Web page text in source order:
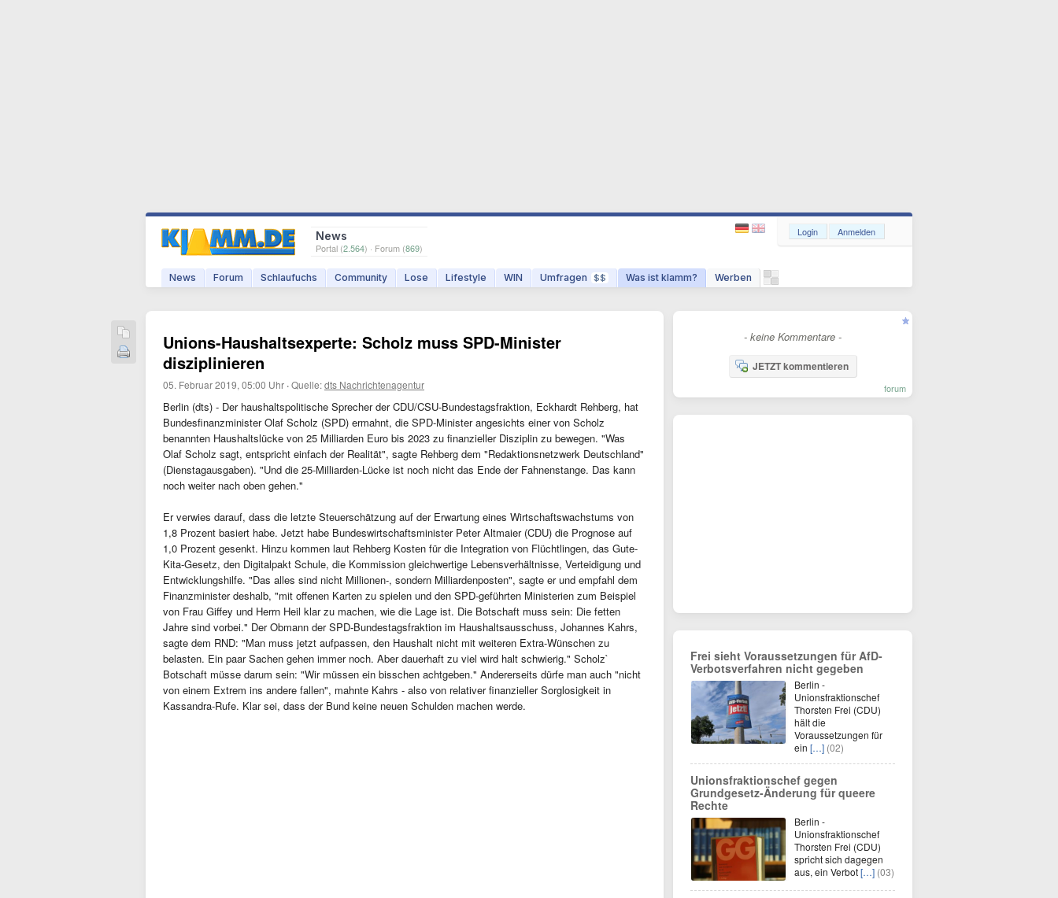
News
Portal (2.564) · Forum (869)
News Forum Schlaufuchs Community Lose Lifestyle WIN Umfragen $$ Was ist klamm? Werben
Login Anmelden
Unions-Haushaltsexperte: Scholz muss SPD-Minister
disziplinieren
05. Februar 2019, 05:00 Uhr ·Quelle:dts Nachrichtenagentur
Berlin (dts) - Der haushaltspolitische Sprecher der CDU/CSU-Bundestagsfraktion, Eckhardt Rehberg, hat
Bundesfinanzminister Olaf Scholz (SPD) ermahnt, die SPD-Minister angesichts einer von Scholz
benannten Haushaltslücke von 25 Milliarden Euro bis 2023 zu finanzieller Disziplin zu bewegen. "Was
Olaf Scholz sagt, entspricht einfach der Realität", sagte Rehberg dem "Redaktionsnetzwerk Deutschland"
(Dienstagausgaben). "Und die 25-Milliarden-Lücke ist noch nicht das Ende der Fahnenstange. Das kann
noch weiter nach oben gehen."
Er verwies darauf, dass die letzte Steuerschätzung auf der Erwartung eines Wirtschaftswachstums von
1,8 Prozent basiert habe. Jetzt habe Bundeswirtschaftsminister Peter Altmaier (CDU) die Prognose auf
1,0 Prozent gesenkt. Hinzu kommen laut Rehberg Kosten für die Integration von Flüchtlingen, das Gute-
Kita-Gesetz, den Digitalpakt Schule, die Kommission gleichwertige Lebensverhältnisse, Verteidigung und
Entwicklungshilfe. "Das alles sind nicht Millionen-, sondern Milliardenposten", sagte er und empfahl dem
Finanzminister deshalb, "mit offenen Karten zu spielen und den SPD-geführten Ministerien zum Beispiel
von Frau Giffey und Herrn Heil klar zu machen, wie die Lage ist. Die Botschaft muss sein: Die fetten
Jahre sind vorbei." Der Obmann der SPD-Bundestagsfraktion im Haushaltsausschuss, Johannes Kahrs,
sagte dem RND: "Man muss jetzt aufpassen, den Haushalt nicht mit weiteren Extra-Wünschen zu
belasten. Ein paar Sachen gehen immer noch. Aber dauerhaft zu viel wird halt schwierig." Scholz`
Botschaft müsse darum sein: "Wir müssen ein bisschen achtgeben." Andererseits dürfe man auch "nicht
von einem Extrem ins andere fallen", mahnte Kahrs - also von relativer finanzieller Sorglosigkeit in
Kassandra-Rufe. Klar sei, dass der Bund keine neuen Schulden machen werde.
- keine Kommentare -
JETZT kommentieren
forum
Frei sieht Voraussetzungen für AfD-
Verbotsverfahren nicht gegeben
Berlin -
Unionsfraktionschef
Thorsten Frei (CDU)
hält die
Voraussetzungen für
ein […] (02)
Unionsfraktionschef gegen
Grundgesetz-Änderung für queere
Rechte
Berlin -
Unionsfraktionschef
Thorsten Frei (CDU)
spricht sich dagegen
aus, ein Verbot[…] (03)